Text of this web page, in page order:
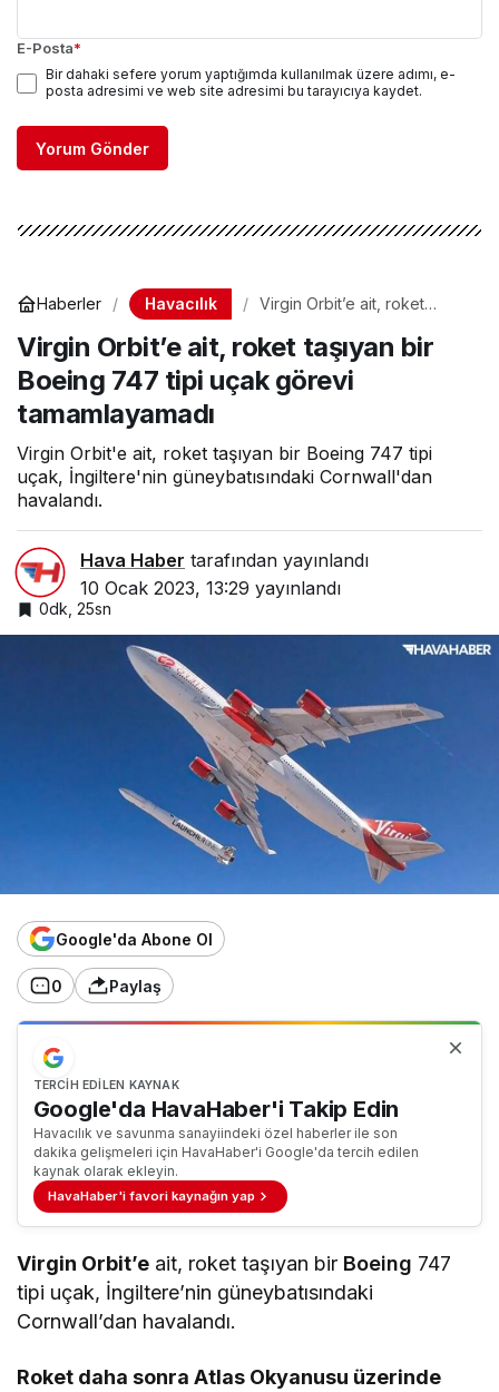
E-Posta*
Bir dahaki sefere yorum yaptığımda kullanılmak üzere adımı, e-
posta adresimi ve web site adresimi bu tarayıcıya kaydet.
Yorum Gönder
Haberler Havacılık
Virgin Orbit’e ait, roket
uçak görevi tamamlayamadı
Virgin Orbit’e ait, roket taşıyan bir
Boeing 747 tipi uçak görevi
tamamlayamadı
Virgin Orbit'e ait, roket taşıyan bir Boeing 747 tipi
uçak, İngiltere'nin güneybatısındaki Cornwall'dan
havalandı.
Hava Haber tarafından yayınlandı
10 Ocak 2023, 13:29 yayınlandı
0dk, 25sn
Google'da Abone Ol
0 Paylaş
TERCIH EDILEN KAYNAK
Google'da HavaHaber'i Takip Edin
Havacılık ve savunma sanayiindeki özel haberler ile son
dakika gelişmeleri için HavaHaber'i Google'da tercih edilen
kaynak olarak ekleyin.
HavaHaber'i favori kaynağın yap
Virgin Orbit’e ait, roket taşıyan bir Boeing 747
tipi uçak, İngiltere’nin güneybatısındaki
Cornwall’dan havalandı.
Roket daha sonra Atlas Okyanusu üzerinde